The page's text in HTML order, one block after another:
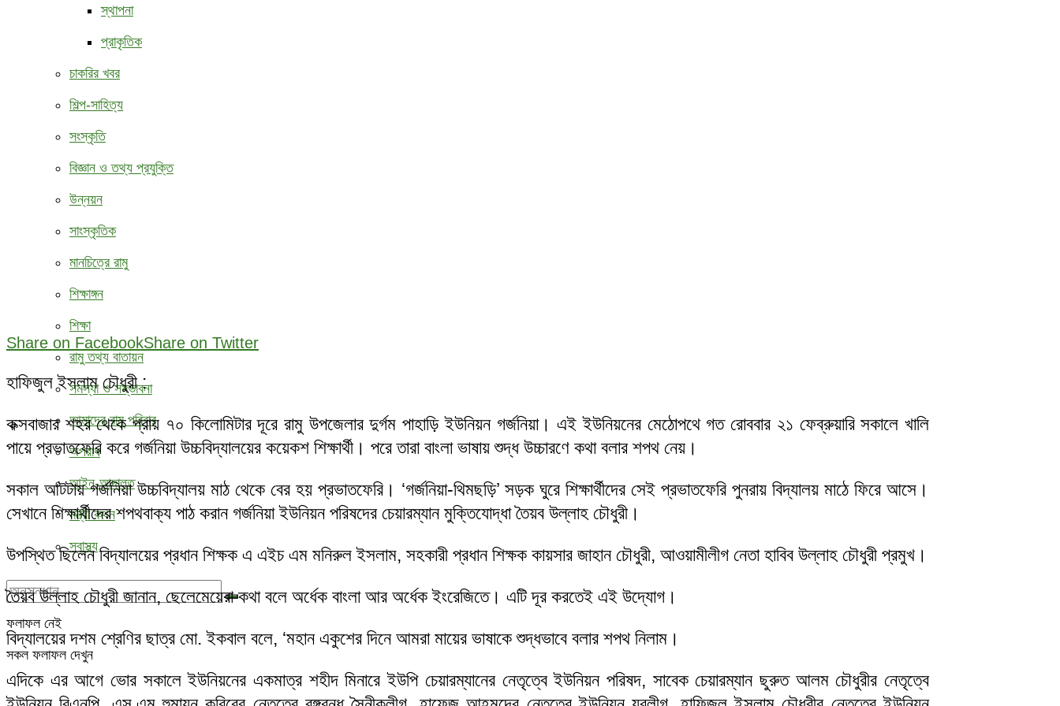
স্থাপনা
প্রাকৃতিক
চাকরির খবর
শিল্প-সাহিত্য
সংস্কৃতি
বিজ্ঞান ও তথ্য প্রযুক্তি
উন্নয়ন
সাংস্কৃতিক
মানচিত্রে রামু
শিক্ষাঙ্গন
শিক্ষা
রামু তথ্য বাতায়ন
সমস্যা ও সম্ভাবনা
আমাদের রামু পরিবার
অপরাধ
আইন-আদালত
মন্ত্রী কথন
স্বাস্থ্য
ফলাফল নেই
সকল ফলাফল দেখুন
Share on FacebookShare on Twitter
হাফিজুল ইসলাম চৌধুরী :
কক্সবাজার শহর থেকে প্রায় ৭০ কিলোমিটার দূরে রামু উপজেলার দুর্গম পাহাড়ি ইউনিয়ন গর্জনিয়া। এই ইউনিয়নের মেঠোপথে গত রোববার ২১ ফেব্রুয়ারি সকালে খালি
পায়ে প্রভাতফেরি করে গর্জনিয়া উচ্চবিদ্যালয়ের কয়েকশ শিক্ষার্থী। পরে তারা বাংলা ভাষায় শুদ্ধ উচ্চারণে কথা বলার শপথ নেয়।
সকাল আটটায় গর্জনিয়া উচ্চবিদ্যালয় মাঠ থেকে বের হয় প্রভাতফেরি। ‘গর্জনিয়া-থিমছড়ি’ সড়ক ঘুরে শিক্ষার্থীদের সেই প্রভাতফেরি পুনরায় বিদ্যালয় মাঠে ফিরে আসে।
সেখানে শিক্ষার্থীদের শপথবাক্য পাঠ করান গর্জনিয়া ইউনিয়ন পরিষদের চেয়ারম্যান মুক্তিযোদ্ধা তৈয়ব উল্লাহ চৌধুরী।
উপস্থিত ছিলেন বিদ্যালয়ের প্রধান শিক্ষক এ এইচ এম মনিরুল ইসলাম, সহকারী প্রধান শিক্ষক কায়সার জাহান চৌধুরী, আওয়ামীলীগ নেতা হাবিব উল্লাহ চৌধুরী প্রমুখ।
তৈয়ব উল্লাহ চৌধুরী জানান, ছেলেমেয়েরা কথা বলে অর্ধেক বাংলা আর অর্ধেক ইংরেজিতে। এটি দূর করতেই এই উদ্যোগ।
বিদ্যালয়ের দশম শ্রেণির ছাত্র মো. ইকবাল বলে, ‘মহান একুশের দিনে আমরা মায়ের ভাষাকে শুদ্ধভাবে বলার শপথ নিলাম।
এদিকে এর আগে ভোর সকালে ইউনিয়নের একমাত্র শহীদ মিনারে ইউপি চেয়ারম্যানের নেতৃত্বে ইউনিয়ন পরিষদ, সাবেক চেয়ারম্যান ছুরুত আলম চৌধুরীর নেতৃত্বে